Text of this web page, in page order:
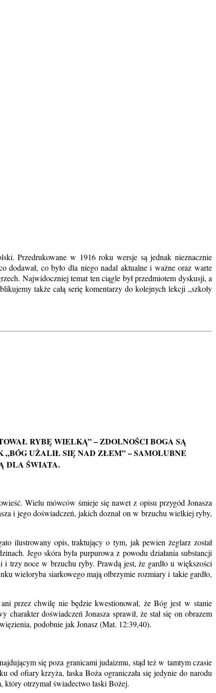
Przedrukowane w 1916 roku wersje są jednak nieznacznie
dodawał, co było dla niego nadal aktualne i ważne oraz warte
Najwidoczniej temat ten ciągle był przedmiotem dyskusji, a
także całą serię komentarzy do kolejnych lekcji „szkoły
RYBĘ WIELKĄ” – ZDOLNOŚCI BOGA SĄ
UŻALIŁ SIĘ NAD ZŁEM” – SAMOLUBNE
DLA ŚWIATA.
Wielu mówców śmieje się nawet z opisu przygód Jonasza
i jego doświadczeń, jakich doznał on w brzuchu wielkiej ryby,
ilustrowany opis, traktujący o tym, jak pewien żeglarz został
Jego skóra była purpurowa z powodu działania substancji
trzy noce w brzuchu ryby. Prawdą jest, że gardło u większości
wieloryba siarkowego mają olbrzymie rozmiary i takie gardło,
przez chwilę nie będzie kwestionował, że Bóg jest w stanie
doświadczeń Jonasza sprawił, że stał się on obrazem
podobnie jak Jonasz (Mat. 12:39,40).
się poza granicami judaizmu, stąd też w tamtym czasie
od ofiary krzyża, łaska Boża ograniczała się jedynie do narodu
otrzymał świadectwo łaski Bożej.